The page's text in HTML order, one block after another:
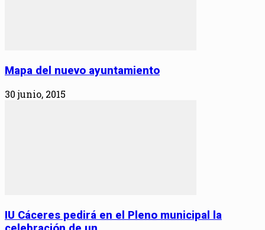
Mapa del nuevo ayuntamiento
30 junio, 2015
IU Cáceres pedirá en el Pleno municipal la